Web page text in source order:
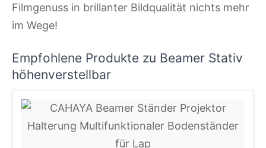
Filmgenuss in brillanter Bildqualität nichts mehr
im Wege!
Empfohlene Produkte zu Beamer Stativ
höhenverstellbar